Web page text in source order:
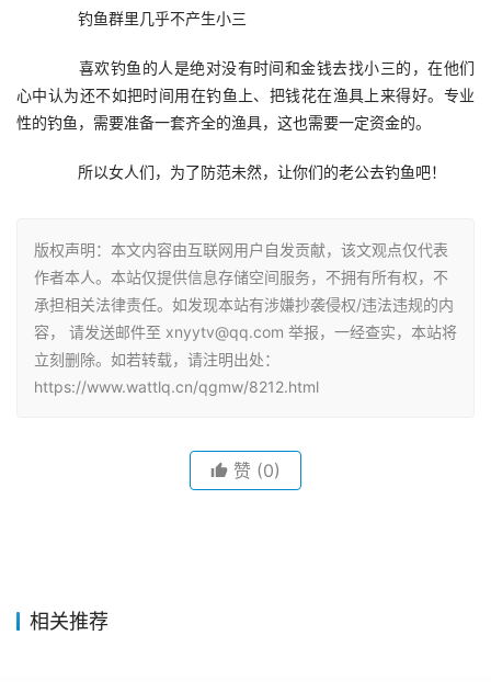
钓鱼群里几乎不产生小三
喜欢钓鱼的人是绝对没有时间和金钱去找小三的，在他们
心中认为还不如把时间用在钓鱼上、把钱花在渔具上来得好。专业
性的钓鱼，需要准备一套齐全的渔具，这也需要一定资金的。
所以女人们，为了防范未然，让你们的老公去钓鱼吧！
版权声明：本文内容由互联网用户自发贡献，该文观点仅代表
作者本人。本站仅提供信息存储空间服务，不拥有所有权，不
承担相关法律责任。如发现本站有涉嫌抄袭侵权/违法违规的内
容， 请发送邮件至 xnyytv@qq.com 举报，一经查实，本站将
立刻删除。如若转载，请注明出处：
https://www.wattlq.cn/qgmw/8212.html
赞 (0)
相关推荐